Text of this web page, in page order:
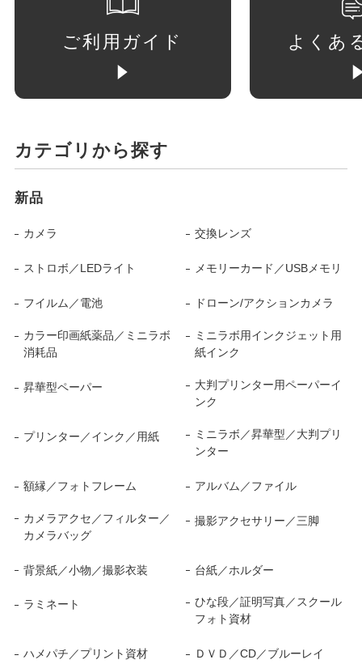
ご利用ガイド よくあ
カテゴリから探す
新品
カメラ 交換レンズ
ストロボ／LEDライト メモリーカード／USBメモリ
フイルム／電池 ドローン/アクションカメラ
カラー印画紙薬品／ミニラボ
消耗品
ミニラボ用インクジェット用
紙インク
昇華型ペーパー
大判プリンター用ペーパーイ
ンク
プリンター／インク／用紙
ミニラボ／昇華型／大判プリ
ンター
額縁／フォトフレーム アルバム／ファイル
カメラアクセ／フィルター／
カメラバッグ
撮影アクセサリー／三脚
背景紙／小物／撮影衣装 台紙／ホルダー
ラミネート
ひな段／証明写真／スクール
フォト資材
ハメパチ／プリント資材 ＤＶＤ／CD／ブルーレイ